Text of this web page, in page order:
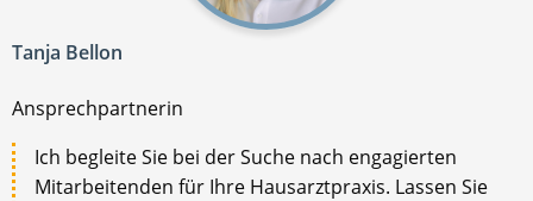
Tanja Bellon
Ansprechpartnerin
Ich begleite Sie bei der Suche nach engagierten
Mitarbeitenden für Ihre Hausarztpraxis. Lassen Sie